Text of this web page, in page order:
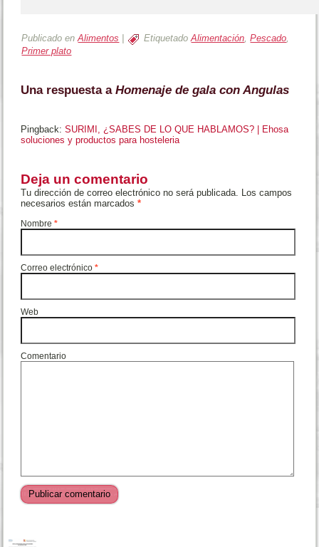
Publicado en Alimentos Etiquetado Alimentación,Pescado,
Primer plato
Una respuesta aHomenaje de gala con Angulas
Pingback:SURIMI, ¿SABES DE LO QUE HABLAMOS? | Ehosa
soluciones y productos para hosteleria
Deja un comentario
Tu dirección de correo electrónico no será publicada. Los campos
necesarios están marcados*
Nombre*
Correo electrónico*
Web
Comentario